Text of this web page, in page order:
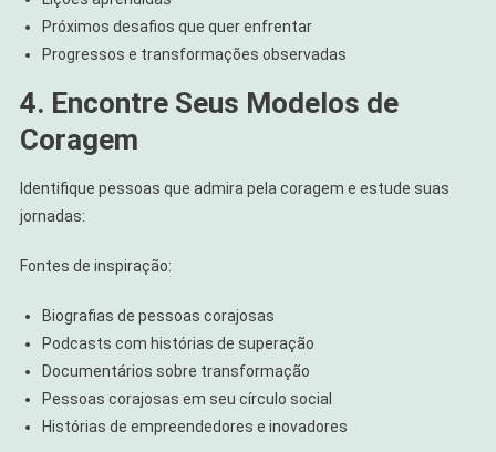
Próximos desafios que quer enfrentar
Progressos e transformações observadas
4. Encontre Seus Modelos de
Coragem
Identifique pessoas que admira pela coragem e estude suas
jornadas:
Fontes de inspiração:
Biografias de pessoas corajosas
Podcasts com histórias de superação
Documentários sobre transformação
Pessoas corajosas em seu círculo social
Histórias de empreendedores e inovadores